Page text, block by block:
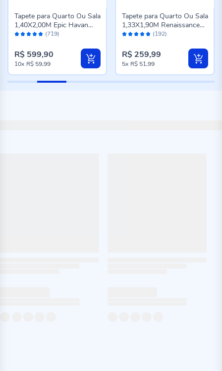
Avaliação: (719)
Tapete para Quarto Ou Sala
1,40X2,00M Epic Havan
Casa - Cinza Novo
R$ 599,90
10x R$ 59,99
Avaliação: (192)
Tapete para Quarto Ou Sala
1,33X1,90M Renaissance
Havan Casa - Genova
R$ 259,99
5x R$ 51,99